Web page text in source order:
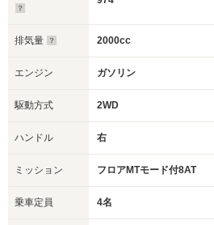
排気量 2000cc
エンジン ガソリン
駆動方式 2WD
ハンドル 右
ミッション フロアMTモード付8AT
乗車定員 4名